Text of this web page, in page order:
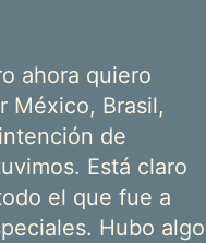
ahora quiero
México, Brasil,
de
Está claro
el que fue a
Hubo algo